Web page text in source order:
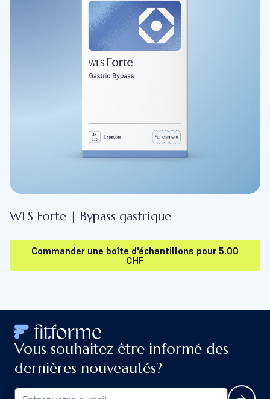
WLS Forte | Bypass gastrique
Commander une boîte d'échantillons pour 5.00
CHF
Vous souhaitez être informé des
dernières nouveautés?